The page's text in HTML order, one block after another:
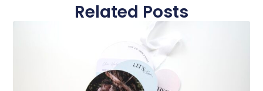
Related Posts